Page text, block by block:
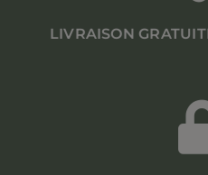
LIVRAISON